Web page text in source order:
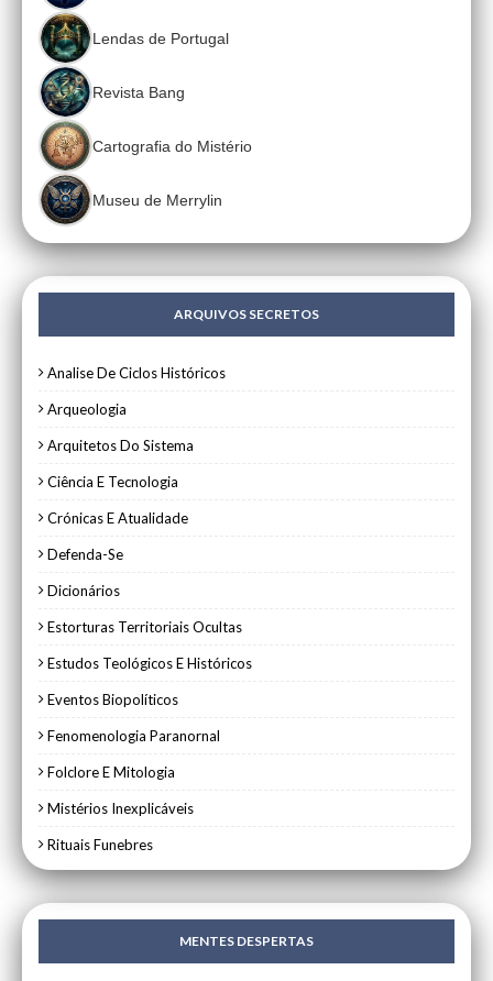
Lendas de Portugal
Revista Bang
Cartografia do Mistério
Museu de Merrylin
ARQUIVOS SECRETOS
Analise De Ciclos Históricos
Arqueologia
Arquitetos Do Sistema
Ciência E Tecnologia
Crónicas E Atualidade
Defenda-Se
Dicionários
Estorturas Territoriais Ocultas
Estudos Teológicos E Históricos
Eventos Biopolíticos
Fenomenologia Paranornal
Folclore E Mitologia
Mistérios Inexplicáveis
Rituais Funebres
MENTES DESPERTAS